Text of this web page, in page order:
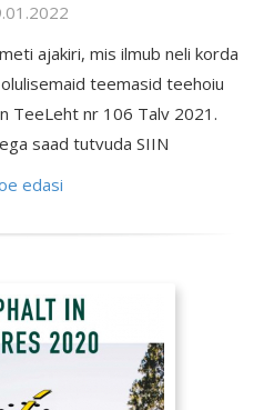
ajakiri, mis ilmub neli korda
teemasid teehoiu
TeeLeht nr 106 Talv 2021.
saad tutvuda SIIN
edasi